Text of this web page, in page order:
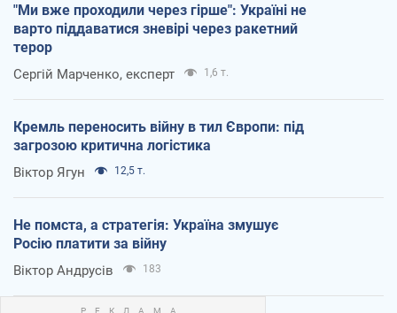
"Ми вже проходили через гірше": Україні не
варто піддаватися зневірі через ракетний
терор
Сергій Марченко, експерт 1,6 т.
Кремль переносить війну в тил Європи: під
загрозою критична логістика
Віктор Ягун 12,5 т.
Не помста, а стратегія: Україна змушує
Росію платити за війну
Віктор Андрусів 183